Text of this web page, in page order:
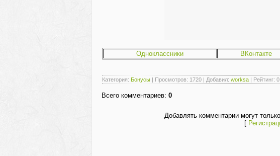
Одноклассники ВКонтакте
Категория: Бонусы | Просмотров: 1720 | Добавил: worksa | Рейтинг:
Всего комментариев: 0
Добавлять комментарии могут
[